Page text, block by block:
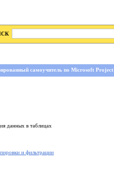
самоучитель по Microsoft Project
данных в таблицах
и фильтрации